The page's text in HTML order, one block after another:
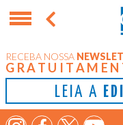
RECEBA NOSSA
LEIA A